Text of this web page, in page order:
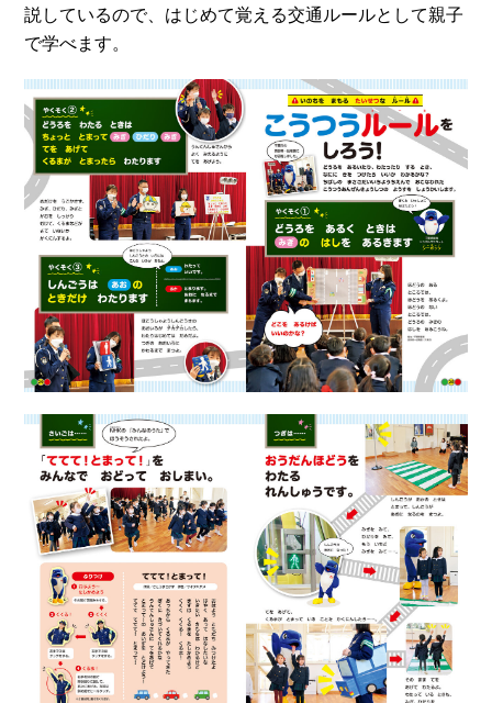
説しているので、はじめて覚える交通ルールとして親子
で学べます。